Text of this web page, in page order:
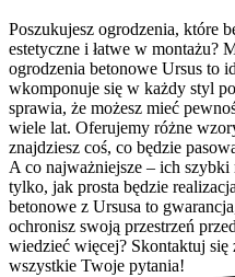
Poszukujesz ogrodzenia, które
estetyczne i łatwe w montażu?
ogrodzenia betonowe Ursus to
wkomponuje się w każdy styl
sprawia, że możesz mieć
wiele lat. Oferujemy różne
znajdziesz coś, co będzie
A co najważniejsze – ich
tylko, jak prosta będzie
betonowe z Ursusa to
ochronisz swoją przestrzeń
wiedzieć więcej? Skontaktuj się
wszystkie Twoje pytania!